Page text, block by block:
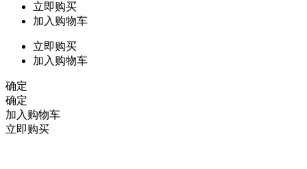
立即购买
加入购物车
立即购买
加入购物车
确定
确定
加入购物车
立即购买